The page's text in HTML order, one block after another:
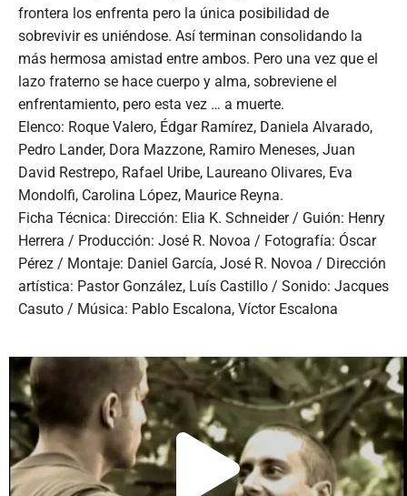
frontera los enfrenta pero la única posibilidad de
sobrevivir es uniéndose. Así terminan consolidando la
más hermosa amistad entre ambos. Pero una vez que el
lazo fraterno se hace cuerpo y alma, sobreviene el
enfrentamiento, pero esta vez … a muerte.
Elenco: Roque Valero, Édgar Ramírez, Daniela Alvarado,
Pedro Lander, Dora Mazzone, Ramiro Meneses, Juan
David Restrepo, Rafael Uribe, Laureano Olivares, Eva
Mondolfi, Carolina López, Maurice Reyna.
Ficha Técnica: Dirección: Elia K. Schneider / Guión: Henry
Herrera / Producción: José R. Novoa / Fotografía: Óscar
Pérez / Montaje: Daniel García, José R. Novoa / Dirección
artística: Pastor González, Luís Castillo / Sonido: Jacques
Casuto / Música: Pablo Escalona, Víctor Escalona